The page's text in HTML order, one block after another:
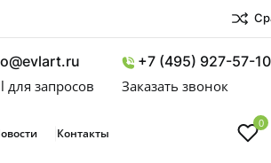
для запросов
+7 (495) 927-57-10
Заказать звонок
Контакты
0